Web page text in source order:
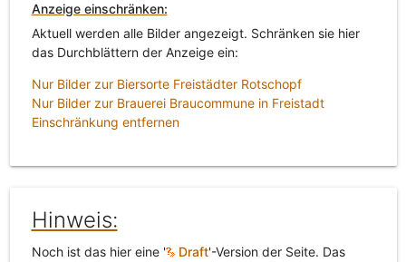
Anzeige einschränken:
Aktuell werden alle Bilder angezeigt. Schränken sie hier
das Durchblättern der Anzeige ein:
Nur Bilder zur Biersorte Freistädter Rotschopf
Nur Bilder zur Brauerei Braucommune in Freistadt
Einschränkung entfernen
Hinweis:
Noch ist das hier eine ' Draft'-Version der Seite. Das